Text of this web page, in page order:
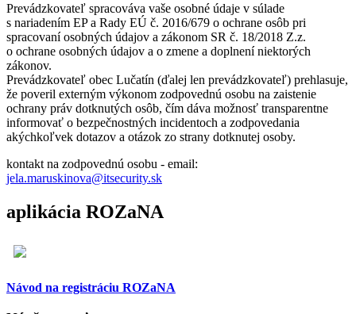
Prevádzkovateľ spracováva vaše osobné údaje v súlade
s nariadením EP a Rady EÚ č. 2016/679 o ochrane osôb pri
spracovaní osobných údajov a zákonom SR č. 18/2018 Z.z.
o ochrane osobných údajov a o zmene a doplnení niektorých
zákonov.
Prevádzkovateľ obec Lučatín (ďalej len prevádzkovateľ) prehlasuje,
že poveril externým výkonom zodpovednú osobu na zaistenie
ochrany práv dotknutých osôb, čím dáva možnosť transparentne
informovať o bezpečnostných incidentoch a zodpovedania
akýchkoľvek dotazov a otázok zo strany dotknutej osoby.
kontakt na zodpovednú osobu - email:
jela.maruskinova@itsecurity.sk
aplikácia ROZaNA
Návod na registráciu ROZaNA